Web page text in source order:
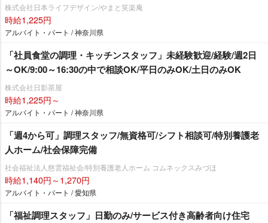
株式会社日本ライフデザイン/やまと笑楽庵
時給1,225円
アルバイト・パート / 神奈川県
「社員食堂の調理・キッチンスタッフ」未経験歓迎/経験/週2日
～OK/9:00～16:30の中で相談OK/平日のみOK/土日のみOK
株式会社日影茶屋
時給1,225円～
アルバイト・パート / 神奈川県
「週4から可」調理スタッフ/無資格可/シフト相談可/特別養護老
人ホーム/社会保障完備
社会福祉法人慈雲福祉会/特別養護老人ホーム コムネックスみづほ
時給1,140円～1,270円
アルバイト・パート / 愛知県
「福祉調理スタッフ」日勤のみ/サービス付き高齢者向け住宅